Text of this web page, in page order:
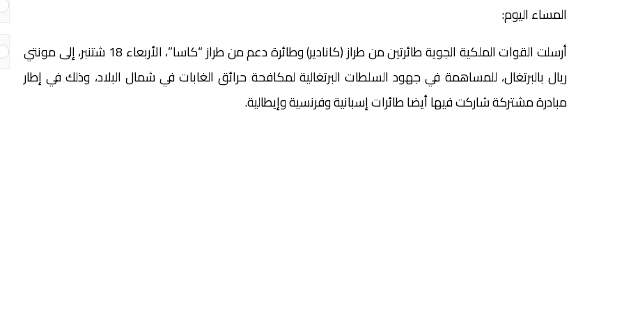
المساء اليوم:
أرسلت القوات الملكية الجوية طائرتين من طراز (كانادير) وطائرة دعم من طراز “كاسا”، الأربعاء 18 شتنبر، إلى مونتي
ريال بالبرتغال، للمساهمة في جهود السلطات البرتغالية لمكافحة حرائق الغابات في شمال البلاد، وذلك في إطار
مبادرة مشتركة شاركت فيها أيضا طائرات إسبانية وفرنسية وإيطالية.